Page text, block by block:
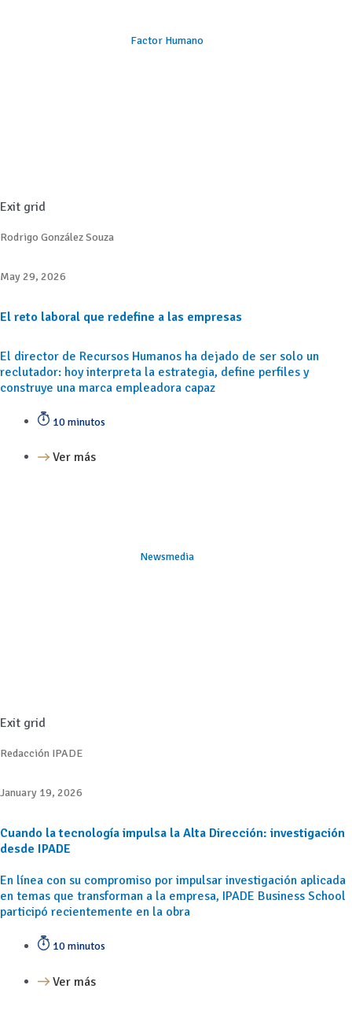
Factor Humano
Exit grid
Rodrigo González Souza
May 29, 2026
El reto laboral que redefine a las empresas
El director de Recursos Humanos ha dejado de ser solo un
reclutador: hoy interpreta la estrategia, define perfiles y
construye una marca empleadora capaz
10 minutos
Ver más
Newsmedia
Exit grid
Redacción IPADE
January 19, 2026
Cuando la tecnología impulsa la Alta Dirección: investigación
desde IPADE
En línea con su compromiso por impulsar investigación aplicada
en temas que transforman a la empresa, IPADE Business School
participó recientemente en la obra
10 minutos
Ver más